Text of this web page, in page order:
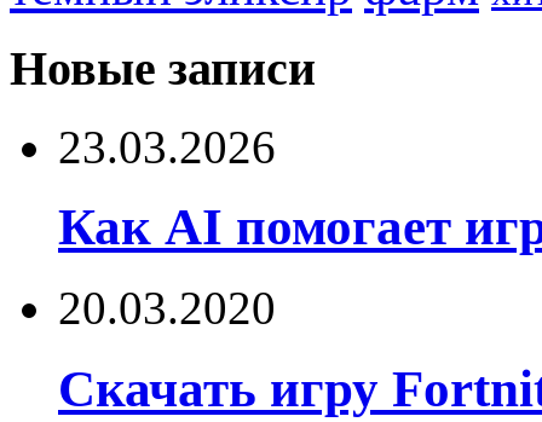
Новые записи
23.03.2026
Как AI помогает
20.03.2020
Скачать игру